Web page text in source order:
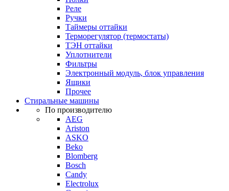
Реле
Ручки
Таймеры оттайки
Терморегулятор (термостаты)
ТЭН оттайки
Уплотнители
Фильтры
Электронный модуль, блок управления
Ящики
Прочее
Стиральные машины
По производителю
AEG
Ariston
ASKO
Beko
Blomberg
Bosch
Candy
Electrolux